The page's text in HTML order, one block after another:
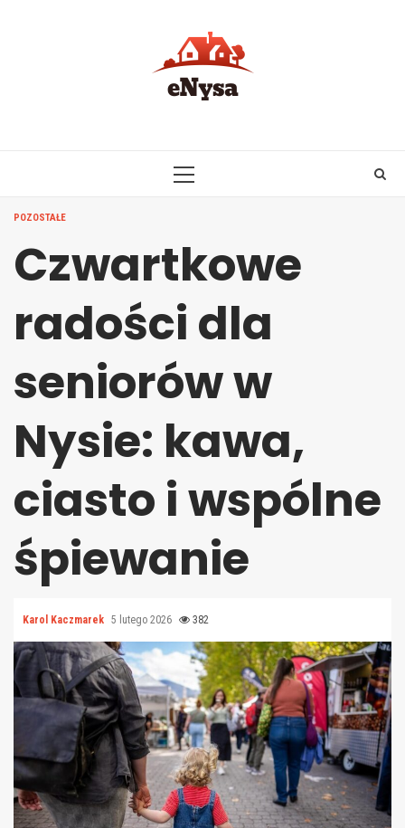
PRIMARY
POZOSTAŁE
Czwartkowe
radości dla
seniorów w
Nysie: kawa,
ciasto i wspólne
śpiewanie
Karol Kaczmarek 5 lutego 2026 382